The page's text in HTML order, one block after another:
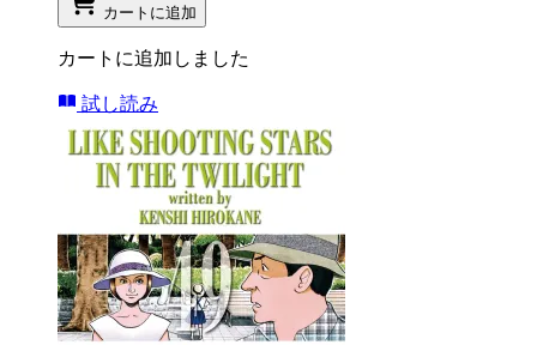
カートに追加
カートに追加しました
試し読み